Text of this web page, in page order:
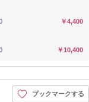
￥4,400
￥10,400
ブックマークする